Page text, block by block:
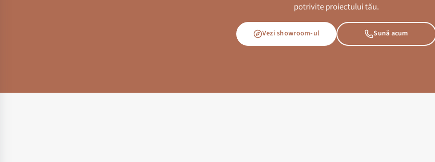
potrivite proiectului tău.
Vezi showroom-ul Sună acum